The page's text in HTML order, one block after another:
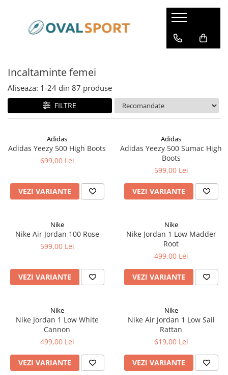
Femei
Incaltaminte
Barbati
Incaltaminte
Incaltaminte femei
Afiseaza: 1-24 din 87 produse
FILTRE
Adidas
Adidas Yeezy 500 High Boots
699,00 Lei
VEZI VARIANTE
Adidas
Adidas Yeezy 500 Sumac High
Boots
599,00 Lei
VEZI VARIANTE
Nike
Nike Air Jordan 100 Rose
599,00 Lei
VEZI VARIANTE
Nike
Nike Jordan 1 Low Madder
Root
499,00 Lei
VEZI VARIANTE
Nike
Nike Jordan 1 Low White
Cannon
499,00 Lei
VEZI VARIANTE
Nike
Nike Air Jordan 1 Low Sail
Rattan
619,00 Lei
VEZI VARIANTE